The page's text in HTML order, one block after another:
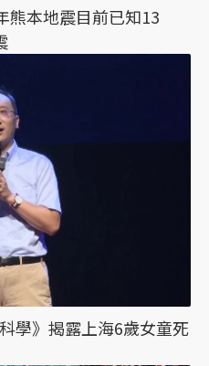
熊本地震目前已知13
學》揭露上海6歲女童死